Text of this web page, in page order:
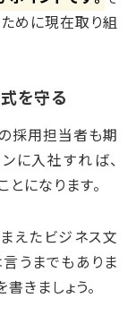
めに現在取り組
を守る
採用担当者も期
に入社すれば、
になります。
えたビジネス文
うまでもありま
きましょう。